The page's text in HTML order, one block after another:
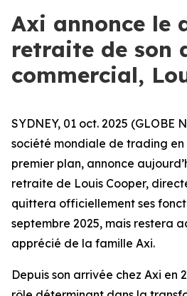
Axi annonce le
retraite de son
commercial,
SYDNEY, 01 oct. 2025 (GLOBE
société mondiale de trading
premier plan, annonce
retraite de Louis Cooper,
quittera officiellement ses
septembre 2025, mais restera
apprécié de la famille Axi.
Depuis son arrivée chez Axi en